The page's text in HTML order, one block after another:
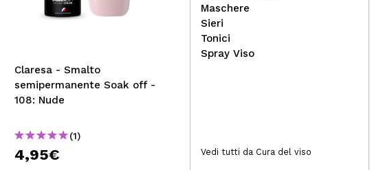
Claresa - Smalto
semipermanente Soak off -
108: Nude
(1)
4,95€
Natura Siberica - * Super
Siberica * - Shampoo per
8,29€
Maschere
Sieri
Tonici
Spray Viso
Vedi tutti da Cura del viso